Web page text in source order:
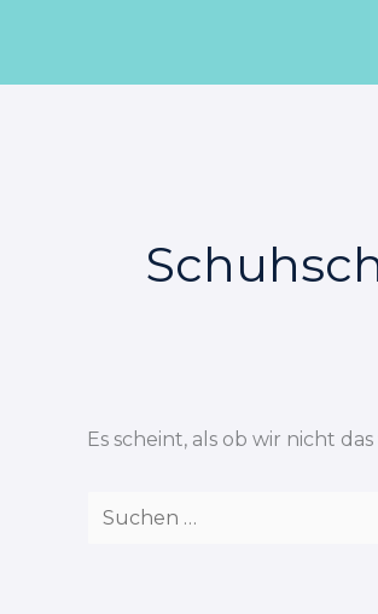
springen
Es scheint, als ob wir nicht